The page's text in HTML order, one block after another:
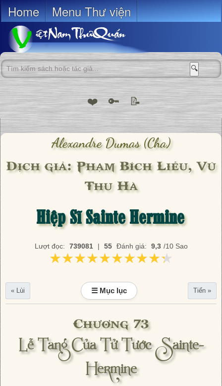
Home Menu Thư viện
🔍
❤️ 🔑 📝
Alexandre Dumas (cha)
Dịch giả: Phạm Bích Liễu, Vũ
Thu Hà
Hiệp Sĩ Sainte Hermine
Lượt đọc: 739081 | 55 Đánh giá: 9,3 /10 Sao
★★★★★★★★★★
★★★★★★★★★★
« Lùi ☰ Mục lục Tiến »
Chương 73
Lễ Tang Của Tử Tước Sainte-
Hermine